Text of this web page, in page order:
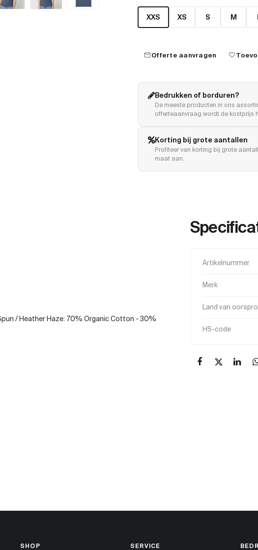
XXS XS S M
mailOfferte aanvragen favorite
Bedrukken of borduren?
De meeste producten in ons
offerteaanvraag wordt de kostprijs
Korting bij grote aantallen
Profiteer van korting bij grote
maat aan.
/ Heather Haze: 70% Organic Cotton - 30%
Artikelnummer
Merk
Land van
HS-code
SHOP SERVICE